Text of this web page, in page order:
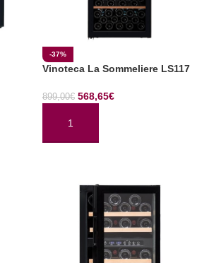
-37%
Vinoteca La Sommeliere LS117
899,00€ 568,65€
AÑADIR AL CARRITO